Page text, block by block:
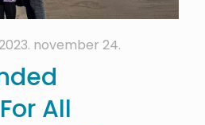
november 24.
All